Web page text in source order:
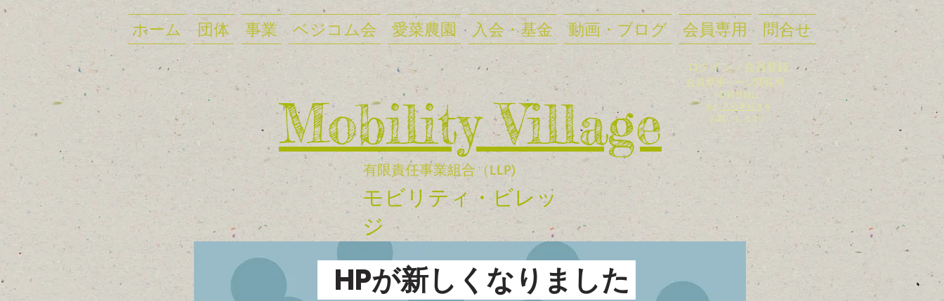
ホーム 団体 事業 ベジコム会 愛菜農園 入会・基金 動画・ブログ 会員専用 問合せ
会員専用ページ閲覧用
（会員登録は
先に 入 会手続き を
お願いします）
ログイン／会員登録
​Mobility Village
有限責任事業組合（LLP)
​モビリティ・ビレッ
ジ
HPが新しくなりました